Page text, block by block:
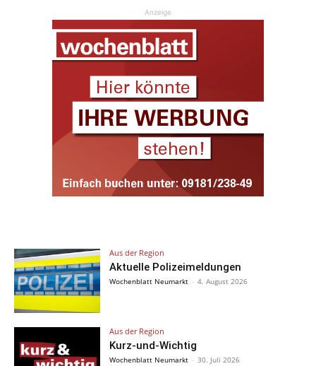
Anzeige
Aus der Region
Aktuelle Polizeimeldungen
Wochenblatt Neumarkt - 4. August 2026
Aus der Region
Kurz-und-Wichtig
Wochenblatt Neumarkt - 30. Juli 2026